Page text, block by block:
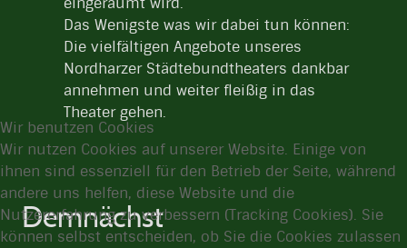
Das Wenigste was wir dabei tun können:
Die vielfältigen Angebote unseres
Nordharzer Städtebundtheaters dankbar
annehmen und weiter fleißig in das
Theater gehen.
Demnächst
Wir benutzen Cookies
Wir nutzen Cookies auf unserer Website. Einige von
ihnen sind essenziell für den Betrieb der Seite, während
andere uns helfen, diese Website und die
Nutzererfahrung zu verbessern (Tracking Cookies). Sie
können selbst entscheiden, ob Sie die Cookies zulassen